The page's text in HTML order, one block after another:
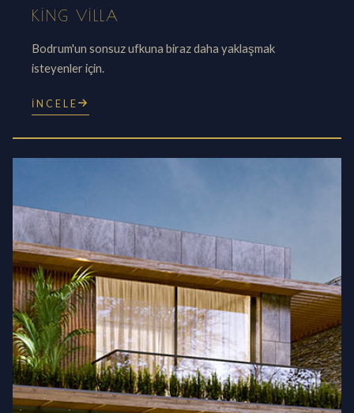
KING VILLA
Bodrum'un sonsuz ufkuna biraz daha yaklaşmak
isteyenler için.
İNCELE